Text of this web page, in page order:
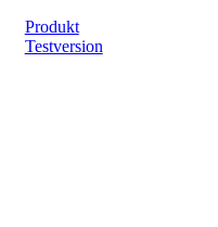
Produkt
Testversion